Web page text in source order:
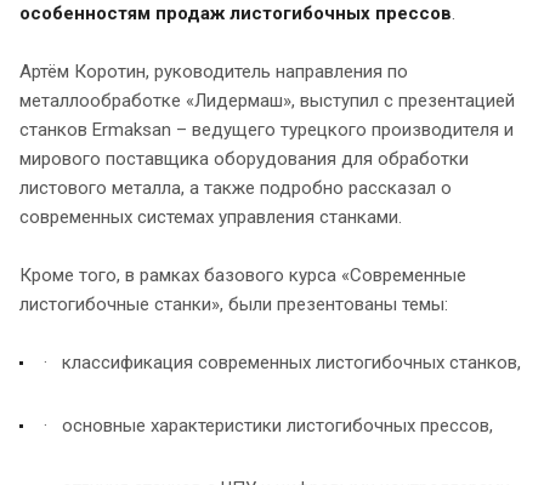
особенностям продаж листогибочных прессов.
Артём Коротин, руководитель направления по
металлообработке «Лидермаш», выступил с презентацией
станков Ermaksan – ведущего турецкого производителя и
мирового поставщика оборудования для обработки
листового металла, а также подробно рассказал о
современных системах управления станками.
Кроме того, в рамках базового курса «Современные
листогибочные станки», были презентованы темы:
· классификация современных листогибочных станков,
· основные характеристики листогибочных прессов,